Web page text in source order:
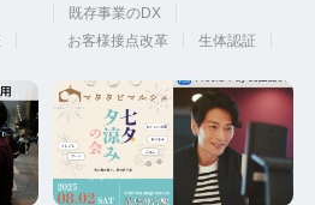
既存事業のDX
お客様接点改革
生体認証